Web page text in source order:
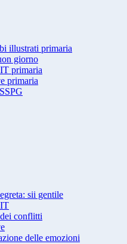
illustrati primaria
giorno
primaria
primaria
sii gentile
conflitti
delle emozioni